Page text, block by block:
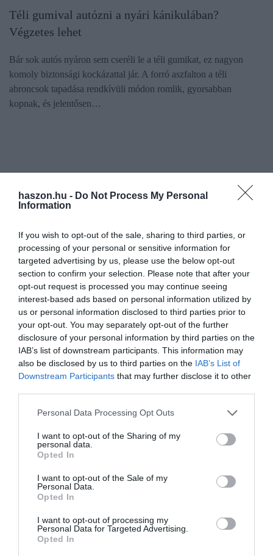
haszon.hu - Do Not Process My Personal
Information
If you wish to opt-out of the sale, sharing to third parties, or
processing of your personal or sensitive information for
targeted advertising by us, please use the below opt-out
section to confirm your selection. Please note that after your
opt-out request is processed you may continue seeing
interest-based ads based on personal information utilized by
us or personal information disclosed to third parties prior to
your opt-out. You may separately opt-out of the further
disclosure of your personal information by third parties on the
IAB’s list of downstream participants. This information may
also be disclosed by us to third parties on the IAB’s List of
Downstream Participants that may further disclose it to other
Please note that this website/app uses one or more Google
not limited to your visit or usage behaviour. You may click to
grant or deny consent to Google and its third-party tags to
use your data for below specified purposes in below Google
consent section.
Personal Data Processing Opt Outs
I want to opt-out of the Sharing of my
personal data.
Opted In
I want to opt-out of the Sale of my
Personal Data.
Opted In
I want to opt-out of processing my
Personal Data for Targeted Advertising.
Opted In
Téli gumival autózni a nyári kánikulában?
Végzetes lehet
Bár sok autós nyáron sem cseréli le a téli gumikat, ez nagyon
komoly biztonsági kockázattal jár. A forró aszfalton a téli
abroncsok tapadása rendkívüli módon romlik, gyorsabban
kopnak, és jelentősen…
Taplóság vagy udvarias gesztus? Autós jelbeszéd
Aki nyáron külföldre indul autóval, tájékozódik a